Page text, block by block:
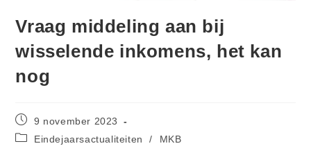
Vraag middeling aan bij
wisselende inkomens, het kan
nog
9 november 2023
Eindejaarsactualiteiten
/ MKB